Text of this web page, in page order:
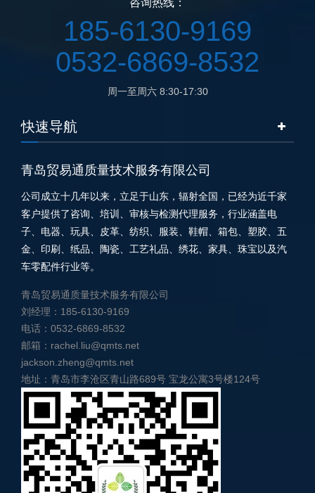
咨询热线：
185-6130-9169
0532-6869-8532
周一至周六 8:30-17:30
快速导航
青岛贸易通质量技术服务有限公司
公司成立十几年以来，立足于山东，辐射全国，已经为近千家
客户提供了咨询、培训、审核与检测代理服务，行业涵盖电
子、电器、玩具、皮革、纺织、服装、鞋帽、箱包、塑胶、五
金、印刷、纸品、陶瓷、工艺礼品、绣花、家具、珠宝以及汽
车零配件行业等。
青岛贸易通质量技术服务有限公司
刘经理：185-6130-9169
电话：0532-6869-8532
邮箱：rachel.liu@qmts.net
jackson.zheng@qmts.net
地址：青岛市李沧区青山路689号 宝龙公寓3号楼124号